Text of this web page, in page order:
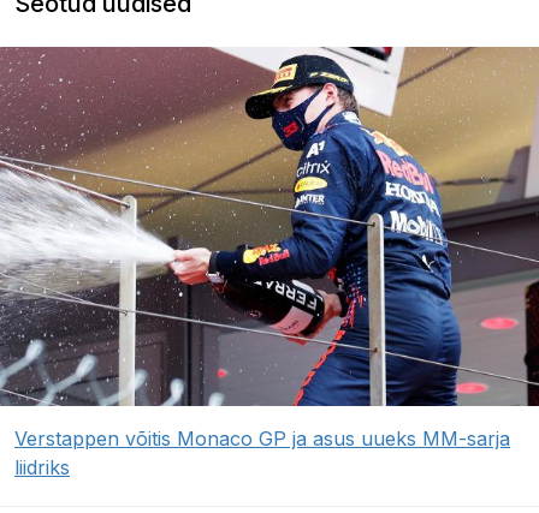
Verstappen võitis Monaco GP ja asus uueks MM-sarja
liidriks